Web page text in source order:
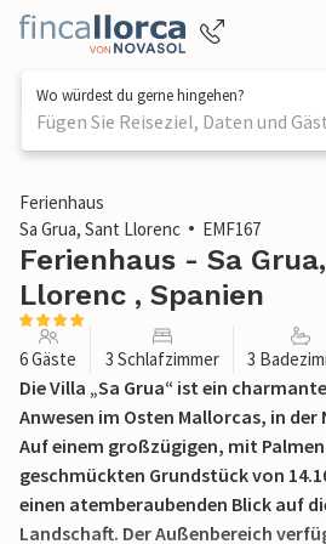
Wo würdest du gerne hingehen?
Fügen Sie Reiseziel, Daten und
1 / 47
Ferienhaus
Sa Grua, Sant Llorenc
EMF167
Ferienhaus - Sa
Llorenc , Spanien
6 Gäste 3 Schlafzimmer 3
Die Villa „Sa Grua“ ist ein
Anwesen im Osten Mallorcas, in der
Auf einem großzügigen, mit Palmen
geschmückten Grundstück von
einen atemberaubenden Blick auf
Landschaft. Der Außenbereich